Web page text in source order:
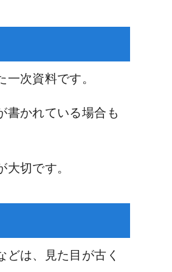
次資料です。
書かれている場合も
切です。
は、見た目が古く